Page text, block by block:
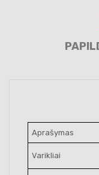
Aprašymas
Varikliai